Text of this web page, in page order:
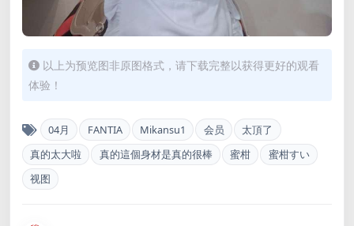
以上为预览图非原图格式，请下载完整以获得更好的观看
体验！
04月 FANTIA Mikansu1 会员
太頂了
真的太大啦
真的這個身材是真的很棒 蜜柑
蜜柑すい
视图